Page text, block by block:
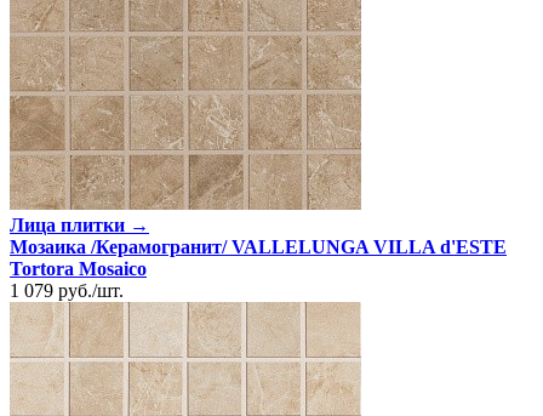
Лица плитки →
Мозаика /Керамогранит/ VALLELUNGA VILLA d'ESTE
Tortora Mosaico
1 079 руб./шт.